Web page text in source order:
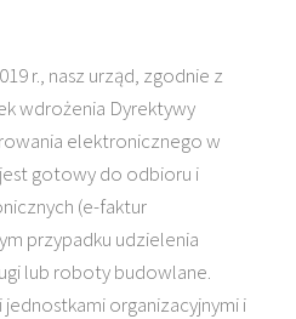
r., nasz urząd, zgodnie z
wdrożenia Dyrektywy
elektronicznego w
gotowy do odbioru i
(e-faktur
przypadku udzielenia
lub roboty budowlane.
organizacyjnymi i